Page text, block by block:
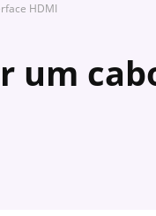
HDMI
um